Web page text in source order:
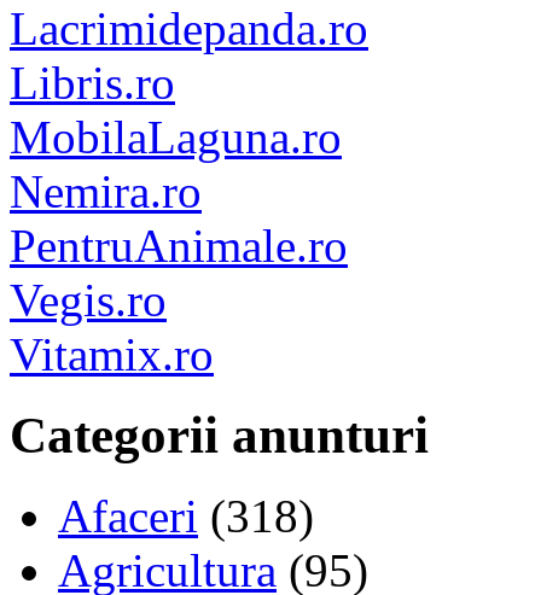
Lacrimidepanda.ro
Libris.ro
MobilaLaguna.ro
Nemira.ro
PentruAnimale.ro
Vegis.ro
Vitamix.ro
Categorii anunturi
Afaceri (318)
Agricultura (95)